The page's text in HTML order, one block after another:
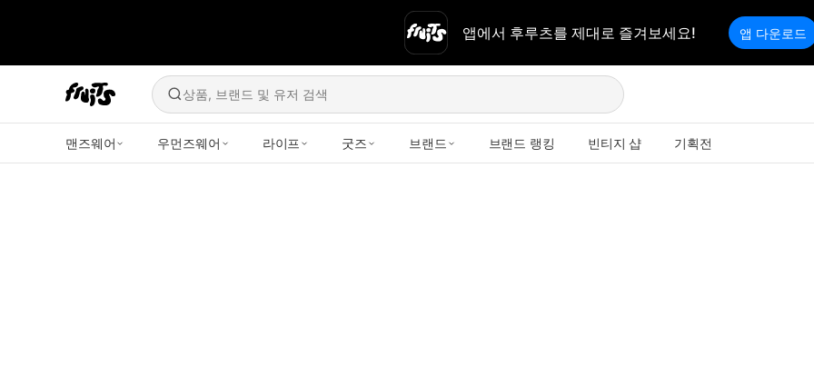
앱에서 후루츠를 제대로 즐겨보세요! 앱 다운로드
상품, 브랜드 및 유저 검색
맨즈웨어 우먼즈웨어 라이프 굿즈 브랜드 브랜드 랭킹 빈티지 샵 기획전